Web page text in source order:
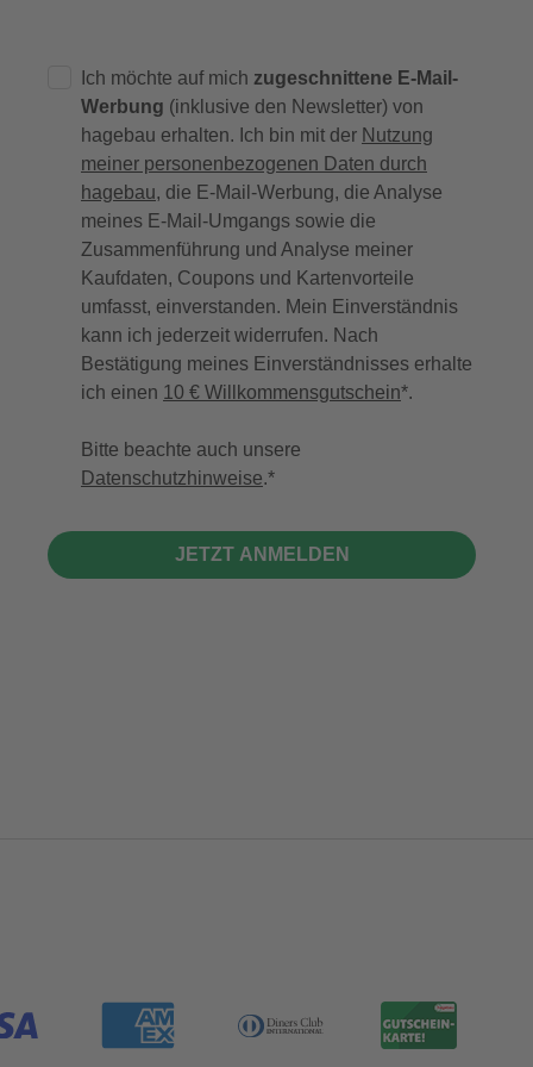
Ich möchte auf mich zugeschnittene E-Mail-
Werbung (inklusive den Newsletter) von
hagebau erhalten. Ich bin mit der Nutzung
meiner personenbezogenen Daten durch
hagebau, die E-Mail-Werbung, die Analyse
meines E-Mail-Umgangs sowie die
Zusammenführung und Analyse meiner
Kaufdaten, Coupons und Kartenvorteile
umfasst, einverstanden. Mein Einverständnis
kann ich jederzeit widerrufen. Nach
Bestätigung meines Einverständnisses erhalte
ich einen 10 € Willkommensgutschein*.
Bitte beachte auch unsere
Datenschutzhinweise.
JETZT ANMELDEN